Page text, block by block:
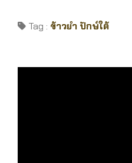
Tag : ข้าวยำ ปักษ์ใต้